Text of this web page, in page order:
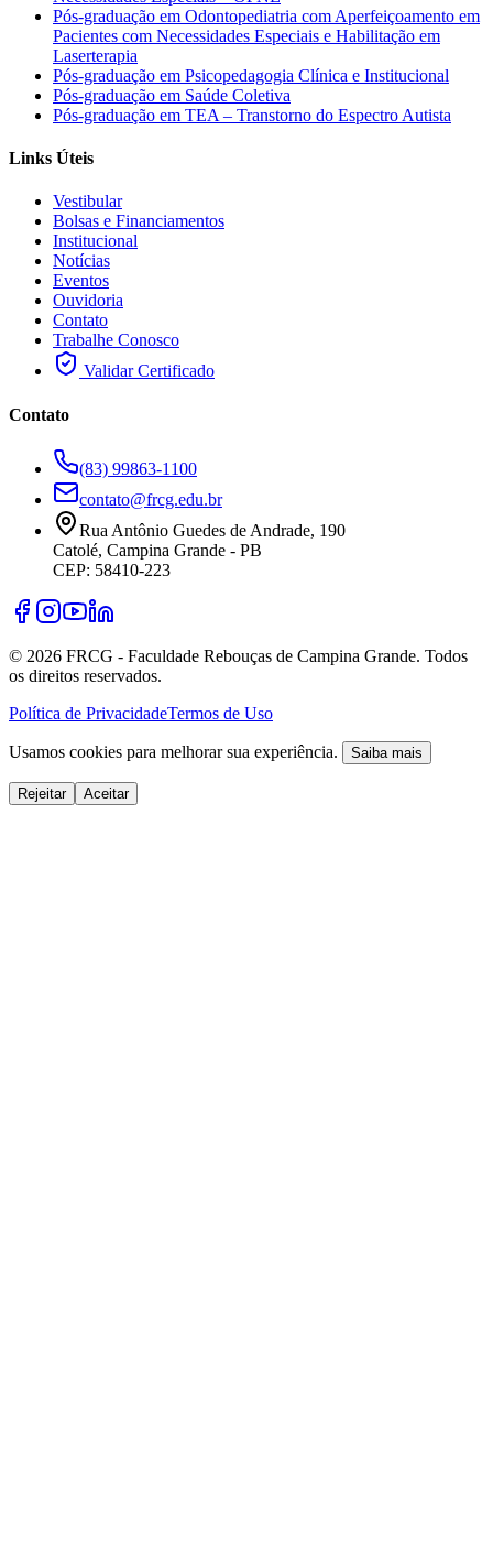
Pós-graduação em Odontopediatria com Aperfeiçoamento em
Pacientes com Necessidades Especiais e Habilitação em
Laserterapia
Pós-graduação em Psicopedagogia Clínica e Institucional
Pós-graduação em Saúde Coletiva
Pós-graduação em TEA – Transtorno do Espectro Autista
Links Úteis
Vestibular
Bolsas e Financiamentos
Institucional
Notícias
Eventos
Ouvidoria
Contato
Trabalhe Conosco
Validar Certificado
Contato
(83) 99863-1100
contato@frcg.edu.br
Rua Antônio Guedes de Andrade, 190
Catolé, Campina Grande - PB
CEP: 58410-223
© 2026 FRCG - Faculdade Rebouças de Campina Grande. Todos
os direitos reservados.
Política de PrivacidadeTermos de Uso
Usamos cookies para melhorar sua experiência. Saiba mais
Rejeitar Aceitar